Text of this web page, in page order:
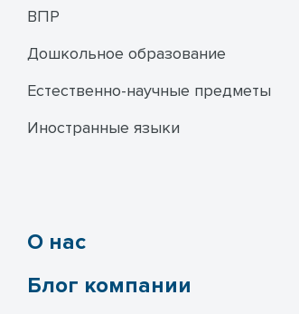
ВПР
Дошкольное образование
Естественно-научные предметы
Иностранные языки
О нас
Блог компании